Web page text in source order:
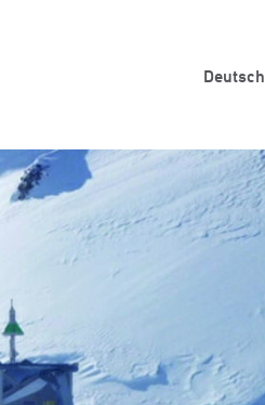
Deutsch